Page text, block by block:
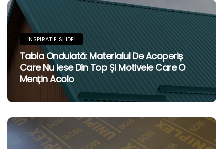
INSPIRATIE SI IDEI
Tabla Ondulată: Materialul De Acoperiș
Care Nu Iese Din Top Și Motivele Care O
Mențin Acolo